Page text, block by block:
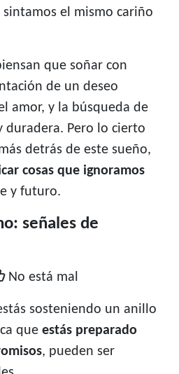
el mismo cariño
que soñar con
de un deseo
amor, y la búsqueda de
duradera. Pero lo cierto
detrás de este sueño,
cosas que ignoramos
y futuro.
señales de
No está mal
sosteniendo un anillo
que estás preparado
, pueden ser